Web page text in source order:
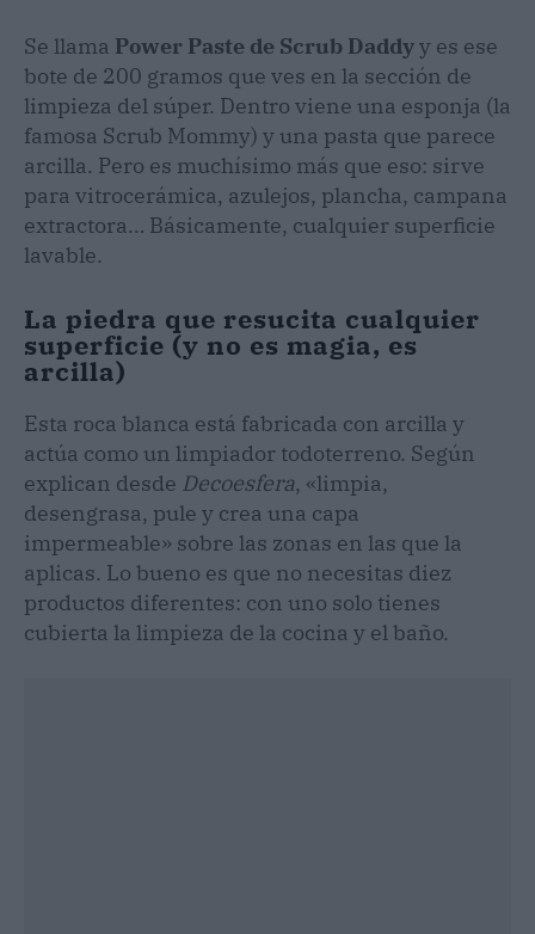
Se llama Power Paste de Scrub Daddyy es ese
bote de 200 gramos que ves en la sección de
limpieza del súper. Dentro viene una esponja (la
famosa Scrub Mommy) y una pasta que parece
arcilla. Pero es muchísimo más que eso: sirve
para vitrocerámica, azulejos, plancha, campana
extractora… Básicamente, cualquier superficie
lavable.
La piedra que resucita cualquier
superficie (y no es magia, es
arcilla)
Esta roca blanca está fabricada con arcilla y
actúa como un limpiador todoterreno. Según
explican desde Decoesfera, «limpia,
desengrasa, pule y crea una capa
impermeable» sobre las zonas en las que la
aplicas. Lo bueno es que no necesitas diez
productos diferentes: con uno solo tienes
cubierta la limpieza de la cocina y el baño.